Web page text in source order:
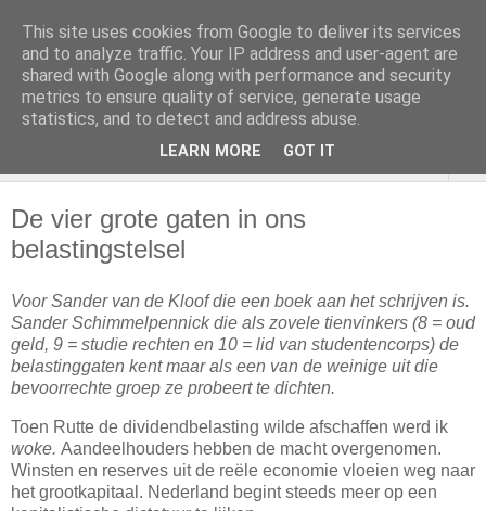
De vier grote gaten in ons
belastingstelsel
Voor Sander van de Kloof die een boek aan het schrijven is.
Sander Schimmelpennick die als zovele tienvinkers (8 = oud
geld, 9 = studie rechten en 10 = lid van studentencorps) de
belastinggaten kent maar als een van de weinige uit die
bevoorrechte groep ze probeert te dichten.
Toen Rutte de dividendbelasting wilde afschaffen werd ik
woke. Aandeelhouders hebben de macht overgenomen.
Winsten en reserves uit de reële economie vloeien weg naar
het grootkapitaal. Nederland begint steeds meer op een
This site uses cookies from Google to deliver its services
and to analyze traffic. Your IP address and user-agent are
shared with Google along with performance and security
metrics to ensure quality of service, generate usage
statistics, and to detect and address abuse.
LEARN MORE GOT IT